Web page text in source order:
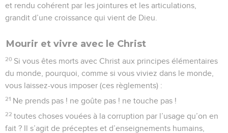
et rendu cohérent par les jointures et les articulations,
grandit d’une croissance qui vient de Dieu.
Mourir et vivre avec le Christ
20 Si vous êtes morts avec Christ aux principes élémentaires
du monde, pourquoi, comme si vous viviez dans le monde,
vous laissez-vous imposer (ces règlements) :
21 Ne prends pas ! ne goûte pas ! ne touche pas !
22 toutes choses vouées à la corruption par l’usage qu’on en
fait ? Il s’agit de préceptes et d’enseignements humains,